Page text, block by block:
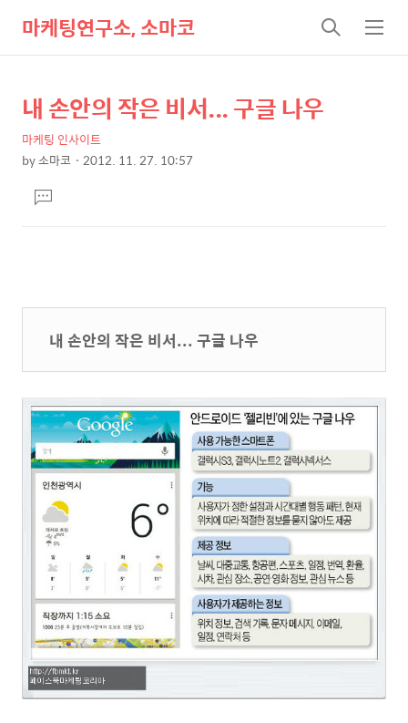
마케팅연구소, 소마코
검
색
메
뉴
상
세
컨
텐
츠
본
문
제
목
내 손안의 작은 비서... 구글 나우
마케팅 인사이트
by소마코 2012. 11. 27. 10:57
문댓
글
내 손안의 작은 비서... 구글 나우